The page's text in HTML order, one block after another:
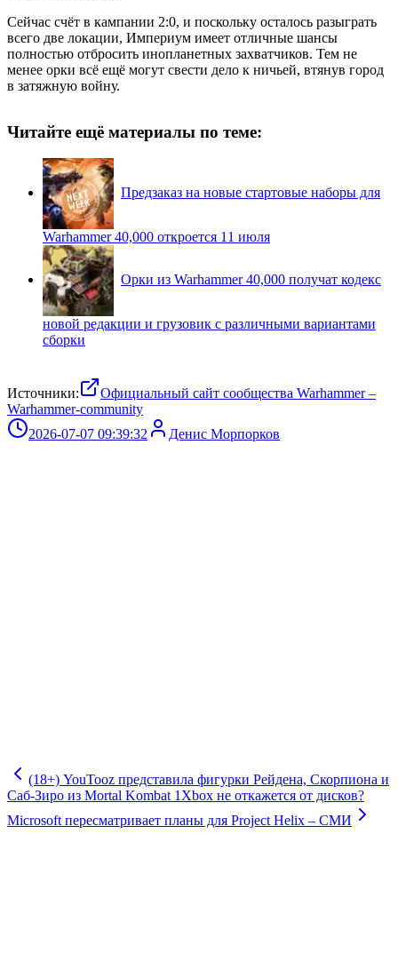
Сейчас счёт в кампании 2:0, и поскольку осталось разыграть
всего две локации, Империум имеет отличные шансы
полностью отбросить инопланетных захватчиков. Тем не
менее орки всё ещё могут свести дело к ничьей, втянув город
в затяжную войну.
Читайте ещё материалы по теме:
Предзаказ на новые стартовые наборы для
Warhammer 40,000 откроется 11 июля
Орки из Warhammer 40,000 получат кодекс
новой редакции и грузовик с различными вариантами
сборки
Источники:
Официальный сайт сообщества Warhammer –
Warhammer-community
2026-07-07 09:39:32
Денис Морпорков
(18+) YouTooz представила фигурки Рейдена, Скорпиона и
Саб-Зиро из Mortal Kombat 1Xbox не откажется от дисков?
Microsoft пересматривает планы для Project Helix – СМИ